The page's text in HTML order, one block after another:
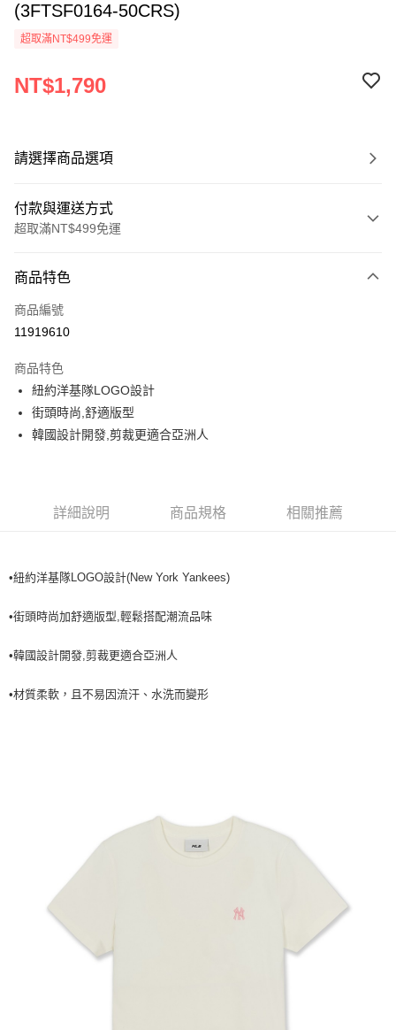
(3FTSF0164-50CRS)
超取滿NT$499免運
NT$1,790
請選擇商品選項
付款與運送方式
超取滿NT$499免運
信用卡一次付款
超商取貨付款
Apple Pay
街口支付
全家取貨付款<未取貨列黑名單/不支援離島取退>
全家取貨<不支援離島取退>
每筆NT$60，滿NT$499(含以上)免運費
7-11取貨<不支援離島取退>
商品特色
商品編號
11919610
商品特色
紐約洋基隊LOGO設計
街頭時尚,舒適版型
韓國設計開發,剪裁更適合亞洲人
詳細說明 商品規格 相關推薦
•紐約洋基隊LOGO設計(New York Yankees)
•街頭時尚加舒適版型,輕鬆搭配潮流品味
•韓國設計開發,剪裁更適合亞洲人
•材質柔軟，且不易因流汗、水洗而變形